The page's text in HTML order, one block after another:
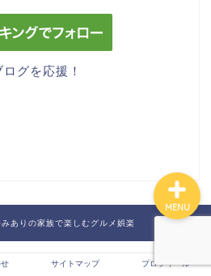
グを応援！
ありの家族で楽しむグルメ娯楽
サイトマップ プロフィール
MENU
お問い合わせ
運営者情報